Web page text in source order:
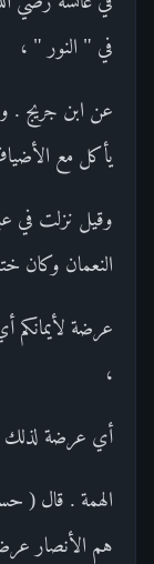
في " النور " ،
عن ابن جريج .
يأكل مع
وقيل نزلت في
النعمان وكان
عرضة
،
أي عرضة لذلك
الهمة . قال (
هم الأنصار